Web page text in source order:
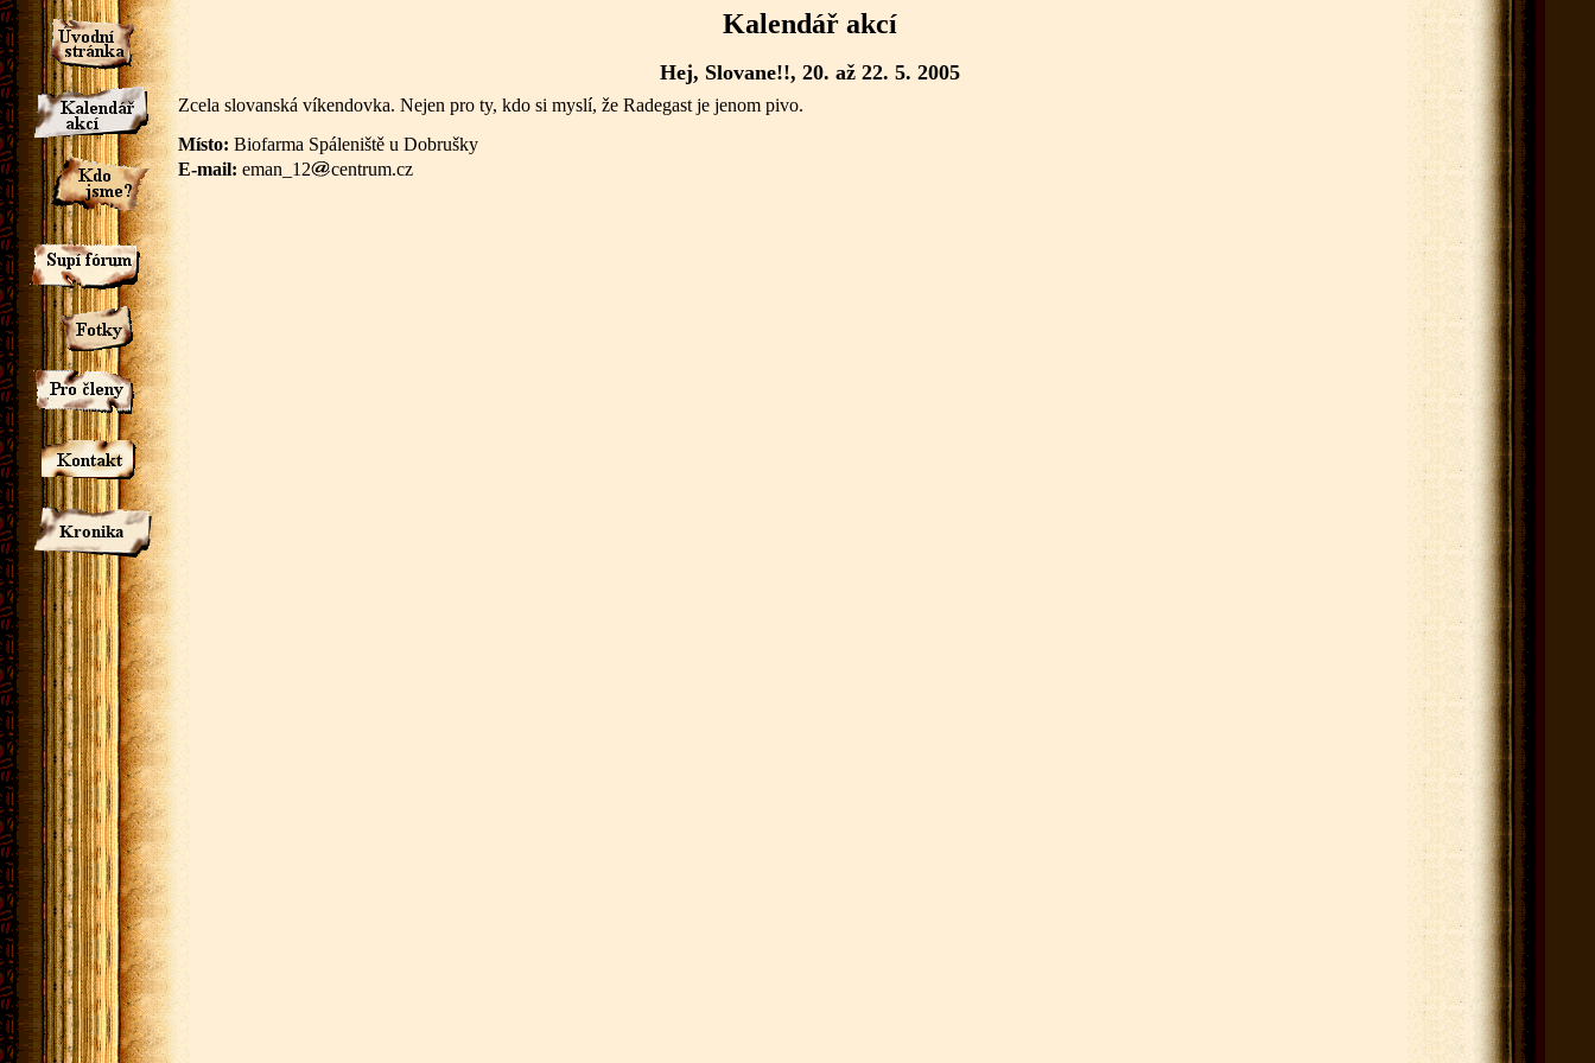
Kalendář akcí
Hej, Slovane!!, 20. až 22. 5. 2005
Zcela slovanská víkendovka. Nejen pro ty, kdo si myslí, že Radegast je jenom pivo.
Místo: Biofarma Spáleniště u Dobrušky
E-mail: eman_12 centrum.cz